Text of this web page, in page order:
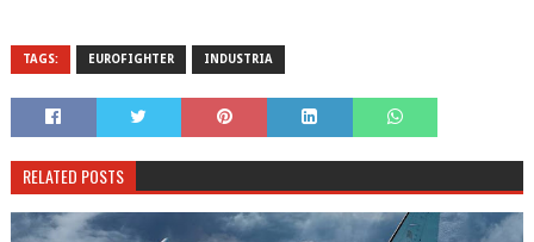
TAGS: EUROFIGHTER INDUSTRIA
RELATED POSTS